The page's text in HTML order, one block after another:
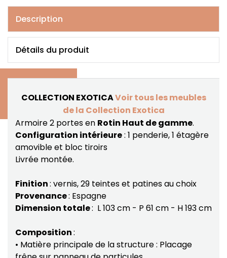
Description
COLLECTION EXOTICAVoir tous les meubles
de la Collection Exotica
Armoire 2 portes en Rotin Haut de gamme.
Configuration intérieure: 1 penderie, 1 étagère
amovible et bloc tiroirs
Livrée montée.
Finition: vernis, 29 teintes et patines au choix
Provenance: Espagne
Dimension totale: L 103 cm - P 61 cm - H 193 cm
Composition:
• Matière principale de la structure : Placage
Détails du produit